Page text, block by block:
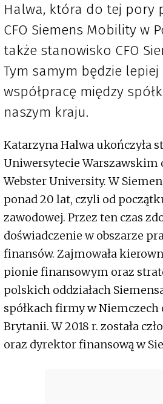
Halwa, która do tej pory
CFO Siemens Mobility w
także stanowisko CFO
Tym samym będzie
współpracę między
naszym kraju.
Katarzyna Halwa ukończyła
Uniwersytecie Warszawskim
Webster University. W
ponad 20 lat, czyli od
zawodowej. Przez ten czas
doświadczenie w obszarze
finansów. Zajmowała
pionie finansowym oraz
polskich oddziałach
spółkach firmy w
Brytanii. W 2018 r. została
oraz dyrektor finansową w